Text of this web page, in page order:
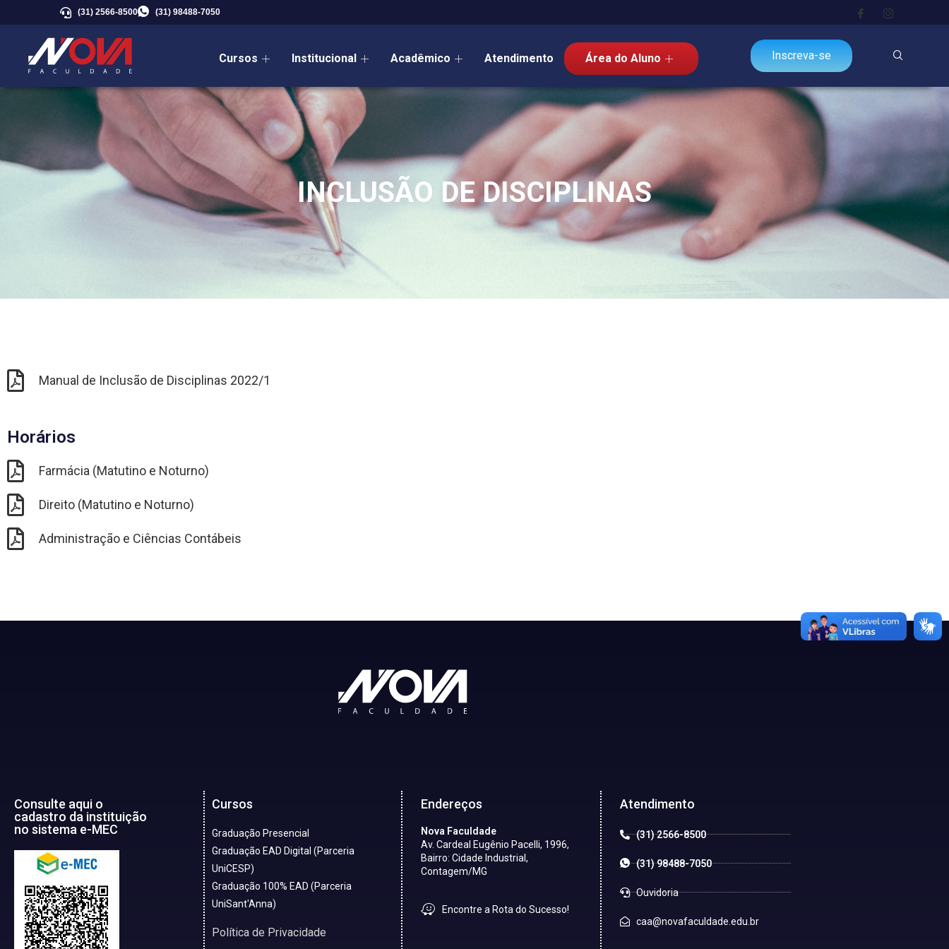
(31) 2566-8500 (31) 98488-7050
Cursos Institucional Acadêmico Atendimento Área do Aluno Inscreva-se
INCLUSÃO DE DISCIPLINAS
Manual de Inclusão de Disciplinas 2022/1
Horários
Farmácia (Matutino e Noturno)
Direito (Matutino e Noturno)
Administração e Ciências Contábeis
Consulte aqui o
cadastro da instituição
no sistema e-MEC
Cursos
Graduação Presencial
Graduação EAD Digital (Parceria
UniCESP)
Graduação 100% EAD (Parceria
UniSant'Anna)
Política de Privacidade
Endereços
Nova Faculdade
Av. Cardeal Eugênio Pacelli, 1996,
Bairro: Cidade Industrial,
Contagem/MG
Encontre a Rota do Sucesso!
Atendimento
(31) 2566-8500
(31) 98488-7050
Ouvidoria
caa@novafaculdade.edu.br